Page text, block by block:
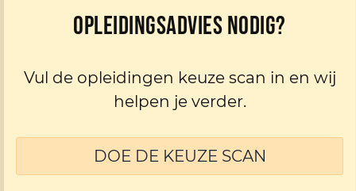
Opleidingsadvies nodig?
Vul de opleidingen keuze scan in en wij
helpen je verder.
DOE DE KEUZE SCAN